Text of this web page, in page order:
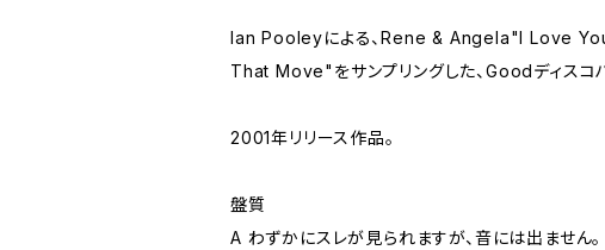
Ian Pooleyによる、Rene & Angela"I Love
That Move"をサンプリングした、Goodディスコ
2001年リリース作品。
盤質
A わずかにスレが見られますが、音には出ません。